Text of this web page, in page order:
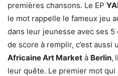
premières chansons. Le EP
le mot rappelle le fameux jeu
dans leur jeunesse avec ses
de score à remplir, c’est aussi
Africaine Art Market à Berlin,
leur quête. Le premier mot qui